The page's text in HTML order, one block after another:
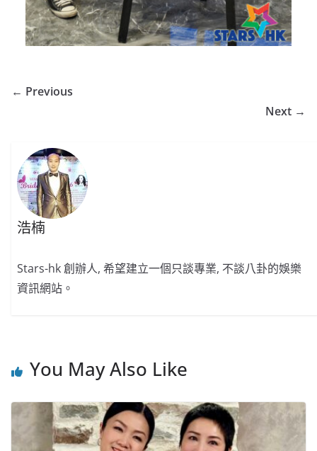
← Previous
Next →
浩楠
Stars-hk 創辦人, 希望建立一個只談專業, 不談八卦的娛樂
資訊網站。
You May Also Like